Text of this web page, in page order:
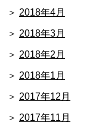
2018年4月
2018年3月
2018年2月
2018年1月
2017年12月
2017年11月